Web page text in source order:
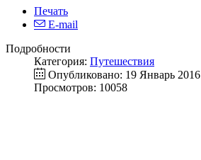
Печать
E-mail
Подробности
Категория: Путешествия
Опубликовано: 19 Январь 2016
Просмотров: 10058